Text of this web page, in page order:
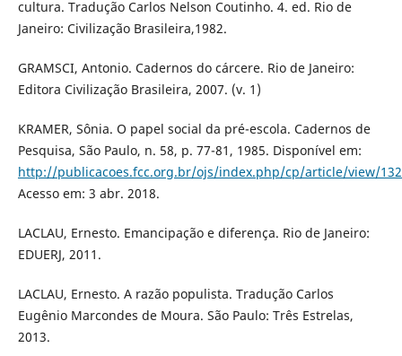
cultura. Tradução Carlos Nelson Coutinho. 4. ed. Rio de
Janeiro: Civilização Brasileira,1982.
GRAMSCI, Antonio. Cadernos do cárcere. Rio de Janeiro:
Editora Civilização Brasileira, 2007. (v. 1)
KRAMER, Sônia. O papel social da pré-escola. Cadernos de
Pesquisa, São Paulo, n. 58, p. 77-81, 1985. Disponível em:
http://publicacoes.fcc.org.br/ojs/index.php/cp/article/view/
Acesso em: 3 abr. 2018.
LACLAU, Ernesto. Emancipação e diferença. Rio de Janeiro:
EDUERJ, 2011.
LACLAU, Ernesto. A razão populista. Tradução Carlos
Eugênio Marcondes de Moura. São Paulo: Três Estrelas,
2013.